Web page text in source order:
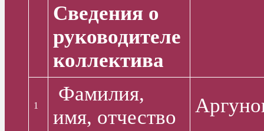
Сведения о
руководителе
коллектива
1
Фамилия,
имя, отчество